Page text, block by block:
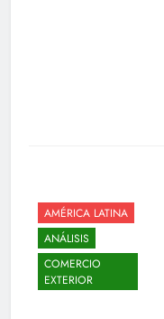
AMÉRICA LATINA
ANÁLISIS
COMERCIO
EXTERIOR